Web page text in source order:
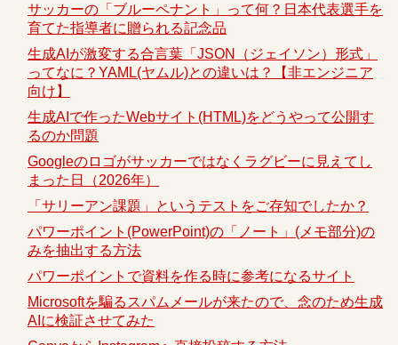
サッカーの「ブルーペナント」って何？日本代表選手を
育てた指導者に贈られる記念品
生成AIが激変する合言葉「JSON（ジェイソン）形式」
ってなに？YAML(ヤムル)との違いは？【非エンジニア
向け】
生成AIで作ったWebサイト(HTML)をどうやって公開す
るのか問題
Googleのロゴがサッカーではなくラグビーに見えてし
まった日（2026年）
「サリーアン課題」というテストをご存知でしたか？
パワーポイント(PowerPoint)の「ノート」(メモ部分)の
みを抽出する方法
パワーポイントで資料を作る時に参考になるサイト
Microsoftを騙るスパムメールが来たので、念のため生成
AIに検証させてみた